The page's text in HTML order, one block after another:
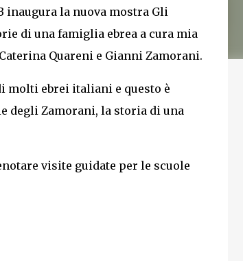
inaugura la nuova mostra Gli
di una famiglia ebrea a cura mia
Quareni e Gianni Zamorani.
molti ebrei italiani e questo è
degli Zamorani, la storia di una
visite guidate per le scuole